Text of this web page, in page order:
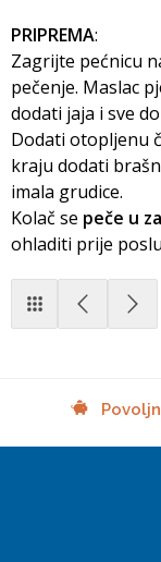
PRIPREMA:
Zagrijte pećnicu
pečenje. Maslac
dodati jaja i sve
Dodati otopljenu
kraju dodati
imala grudice.
Kolač se peče u
ohladiti prije